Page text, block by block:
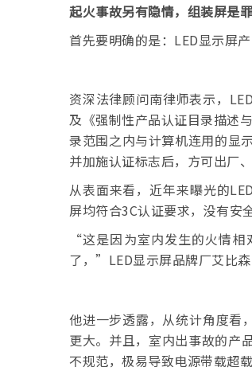
起火事故另有隐情，组装屏是
首先要明确的是：LED显示屏
资深法律顾问南律师表示，
及《强制性产品认证目录描述
录范围之内与计算机连用的显
并加施认证标志后，方可出厂
从表面来看，近年来曝光的
屏均符合3C认证要求，没有安
“这是因为室内发生的火情
了，”LED显示屏品牌厂艾比
他进一步透露，从统计角度看
更大。并且，室内出事故的产
不规范，极易导致电源带载超